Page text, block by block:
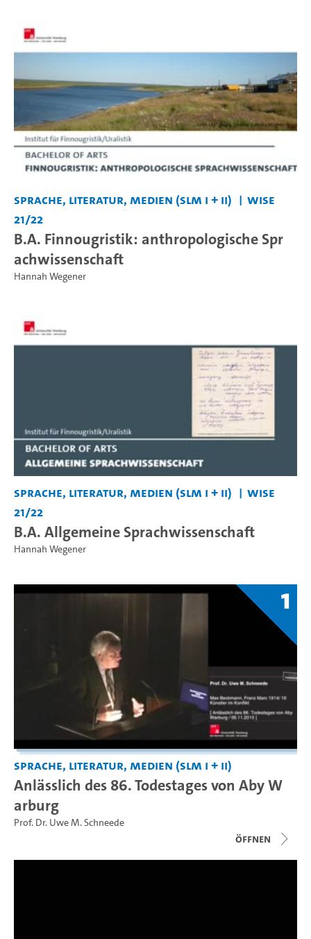
Sprache, Literatur, Medien (SLM I + II)
WiSe
21/22
B.A. Finnougristik: anthropologische Spr
achwissenschaft
Hannah Wegener
Sprache, Literatur, Medien (SLM I + II)
WiSe
21/22
B.A. Allgemeine Sprachwissenschaft
Hannah Wegener
1
Sprache, Literatur, Medien (SLM I + II)
Anlässlich des 86. Todestages von Aby W
arburg
Prof. Dr. Uwe M. Schneede
Öffnen